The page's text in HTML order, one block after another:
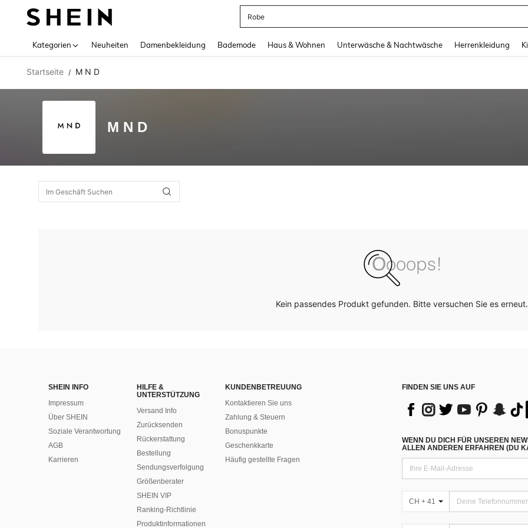
Robe
Kategorien Neuheiten Damenbekleidung Bademode Haus & Wohnen Unterwäsche & Nachtwäsche Herrenkleidung
Startseite / M N D
M N D
Kein passendes Produkt gefunden. Bitte versuchen Sie es erneut.
SHEIN INFO
Impressum
Über SHEIN
Soziale Verantwortung
AGB
Karrieren
HILFE &
UNTERSTÜTZUNG
Versand Info
Zurücksenden
Rückerstattung
Bestellung
Sendungsverfolgung
Größenberater
SHEIN VIP
Ranking-Richtlinie
​Produktinformationen
KUNDENBETREUUNG
Kontaktieren Sie uns
Zahlung & Steuern
Bonuspunkte
Geschenkkarte
Häufig gestellte Fragen
FINDEN SIE UNS AUF
WENN DU DICH FÜR UNSEREN
ALLEN ANDEREN ERFAHREN (DU
CH + 41